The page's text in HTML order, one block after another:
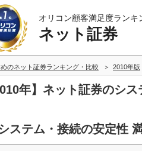
オリコン顧客満足度ランキ
ネット証券
のネット証券ランキング・比較 2010年版
年】ネット証券のシ
ステム・接続の安定性